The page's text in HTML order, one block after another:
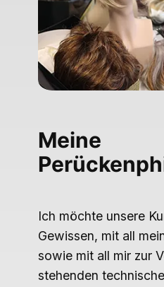
Meine
Ich möchte unsere
Gewissen, mit all
sowie mit all mir zur
stehenden